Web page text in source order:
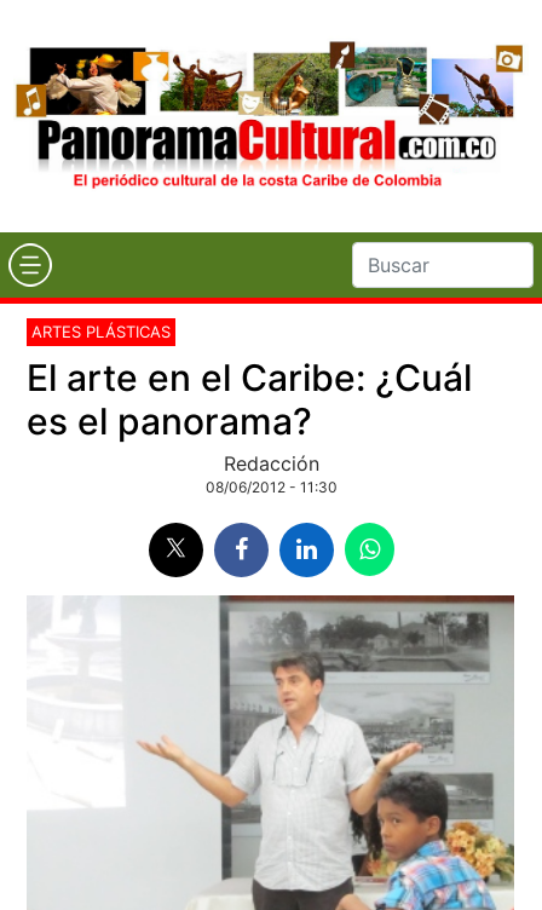
ARTES PLÁSTICAS
El arte en el Caribe: ¿Cuál
es el panorama?
Redacción
08/06/2012 - 11:30